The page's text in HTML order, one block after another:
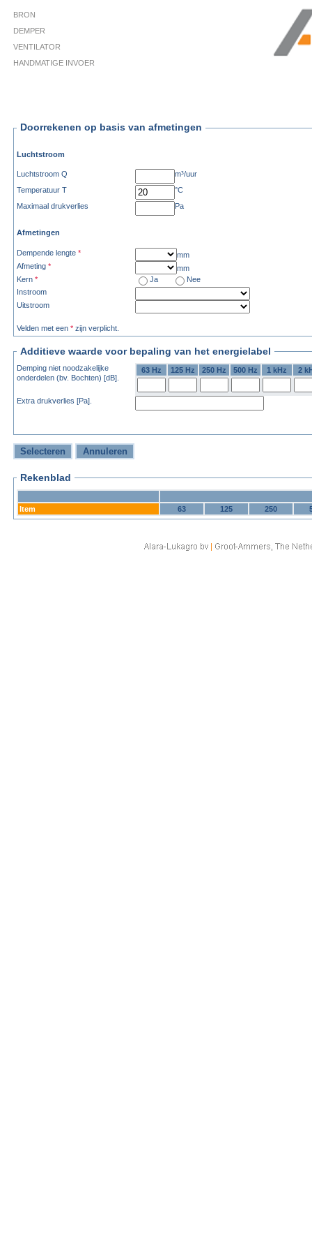
BRON
DEMPER
VENTILATOR
HANDMATIGE INVOER
Doorrekenen op basis van afmetingen
Luchtstroom
Luchtstroom Q
m³/uur
Temperatuur T
°C
Maximaal drukverlies
Pa
Afmetingen
Dempende lengte *
mm
Afmeting *
mm
Kern * Ja
Nee
Instroom
Uitstroom
Velden met een * zijn verplicht.
Additieve waarde voor bepaling van het energielabel
Demping niet noodzakelijke
onderdelen (bv. Bochten) [dB].
63 Hz 125 Hz 250 Hz 500 Hz 1 kHz 2
Extra drukverlies [Pa].
Rekenblad
Item 63 125 250